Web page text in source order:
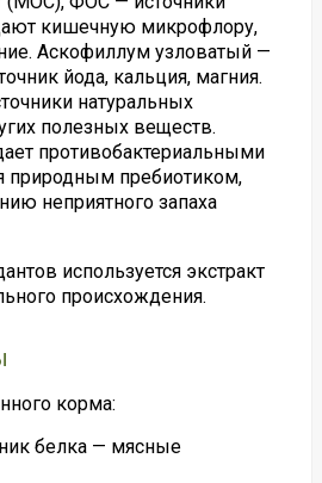
кишечную микрофлору,
Аскофиллум узловатый —
йода, кальция, магния.
натуральных
полезных веществ.
противобактериальными
природным пребиотиком,
неприятного запаха
используется экстракт
происхождения.
корма:
белка — мясные